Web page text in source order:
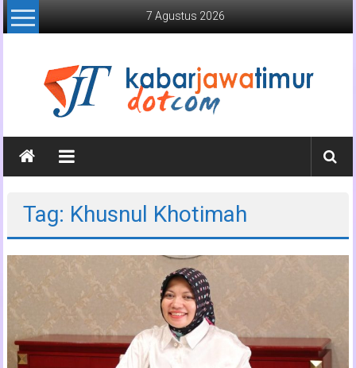
Lompat
ke
7 Agustus 2026
Kabar
Jawa
Media
Jawa
Timur
Tag: Khusnul Khotimah